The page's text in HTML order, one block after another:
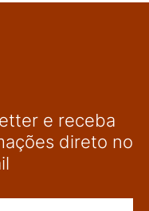
e receba
direto no